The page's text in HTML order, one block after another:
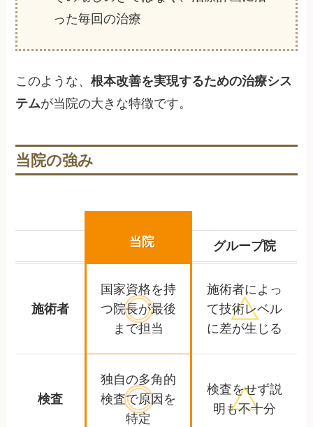
った毎回の治療
このような、根本改善を実現するための治療シス
テムが当院の大きな特徴です。
当院の強み
当院 グループ院
施術者
国家資格を持
つ院長が最後
まで担当
施術者によっ
て技術レベル
に差が生じる
検査
独自の多角的
検査で原因を
特定
検査をせず説
明も不十分